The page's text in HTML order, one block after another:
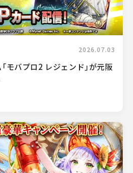
2026.07.03
モバプロ2 レジェンド」が元阪